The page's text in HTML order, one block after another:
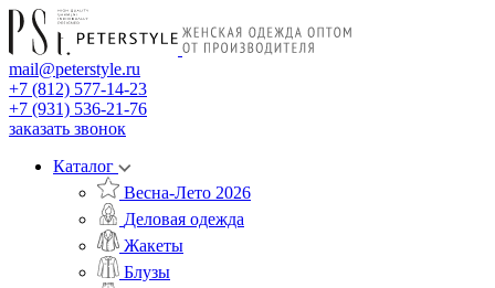
mail@peterstyle.ru
+7 (812) 577-14-23
+7 (931) 536-21-76
заказать звонок
Каталог
Весна-Лето 2026
Деловая одежда
Жакеты
Блузы